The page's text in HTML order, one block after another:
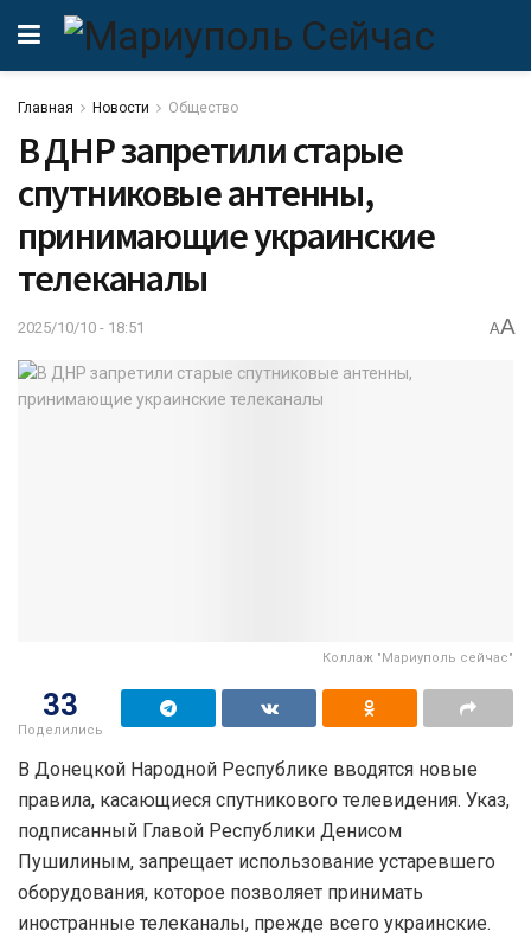
Главная Новости Общество
В ДНР запретили старые
спутниковые антенны,
принимающие украинские
телеканалы
2025/10/10 - 18:51 AA
Коллаж "Мариуполь сейчас"
33
Поделились
В Донецкой Народной Республике вводятся новые
правила, касающиеся спутникового телевидения. Указ,
подписанный Главой Республики Денисом
Пушилиным, запрещает использование устаревшего
оборудования, которое позволяет принимать
иностранные телеканалы, прежде всего украинские.